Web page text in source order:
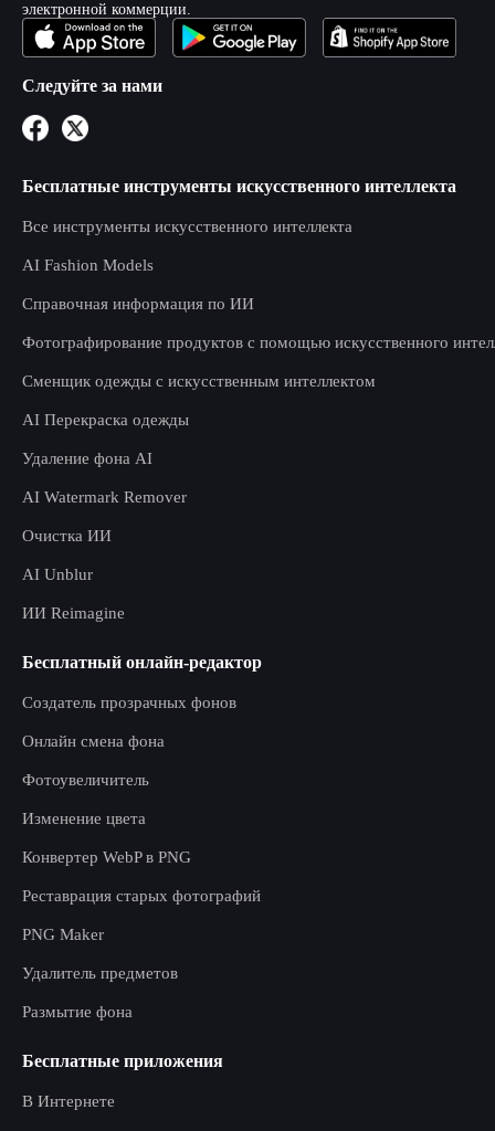
электронной коммерции.
Следуйте за нами
Бесплатные инструменты искусственного интеллекта
Все инструменты искусственного интеллекта
AI Fashion Models
Справочная информация по ИИ
Фотографирование продуктов с помощью искусственного
Сменщик одежды с искусственным интеллектом
AI Перекраска одежды
Удаление фона AI
AI Watermark Remover
Очистка ИИ
AI Unblur
ИИ Reimagine
Бесплатный онлайн-редактор
Создатель прозрачных фонов
Онлайн смена фона
Фотоувеличитель
Изменение цвета
Конвертер WebP в PNG
Реставрация старых фотографий
PNG Maker
Удалитель предметов
Размытие фона
Бесплатные приложения
В Интернете